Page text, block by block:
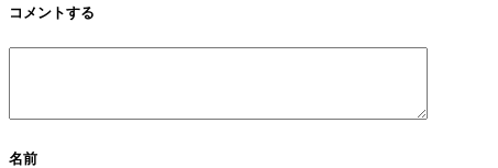
コメントする
名前